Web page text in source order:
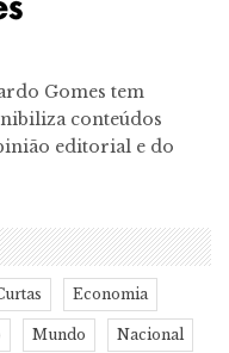
Gomes tem
conteúdos
editorial e do
Economia
Mundo Nacional